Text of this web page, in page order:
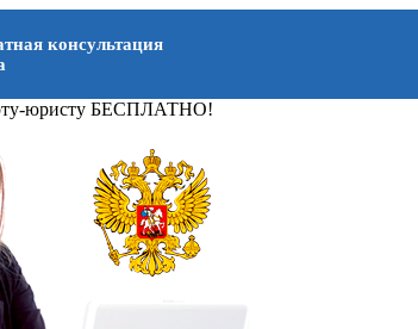
консультация
юристу БЕСПЛАТНО!